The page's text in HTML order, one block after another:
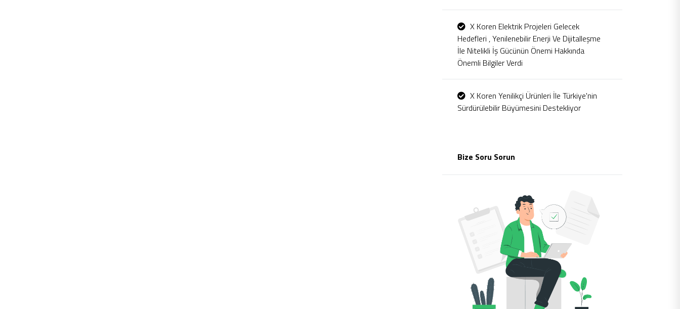
X Koren Elektrik Projeleri Gelecek
Hedefleri , Yenilenebilir Enerji Ve Dijitalleşme
İle Nitelikli İş Gücünün Önemi Hakkında
Önemli Bilgiler Verdi
X Koren Yenilikçi Ürünleri İle Türkiye'nin
Sürdürülebilir Büyümesini Destekliyor
Bize Soru Sorun